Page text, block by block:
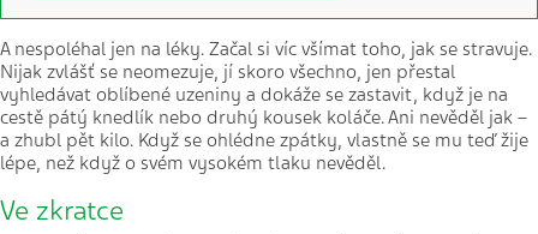
A nespoléhal jen na léky. Začal si víc všímat toho, jak se stravuje.
Nijak zvlášť se neomezuje, jí skoro všechno, jen přestal
vyhledávat oblíbené uzeniny a dokáže se zastavit, když je na
cestě pátý knedlík nebo druhý kousek koláče. Ani nevěděl jak –
a zhubl pět kilo. Když se ohlédne zpátky, vlastně se mu teď žije
lépe, než když o svém vysokém tlaku nevěděl.
Ve zkratce